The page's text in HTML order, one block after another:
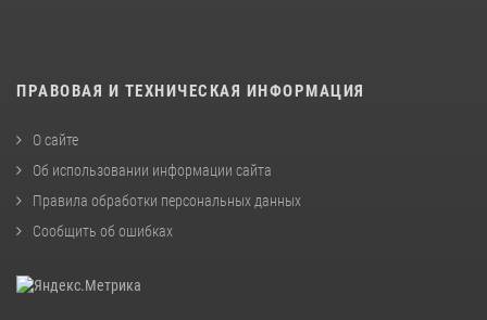
ПРАВОВАЯ И ТЕХНИЧЕСКАЯ ИНФОРМАЦИЯ
О сайте
Об использовании информации сайта
Правила обработки персональных данных
Сообщить об ошибках